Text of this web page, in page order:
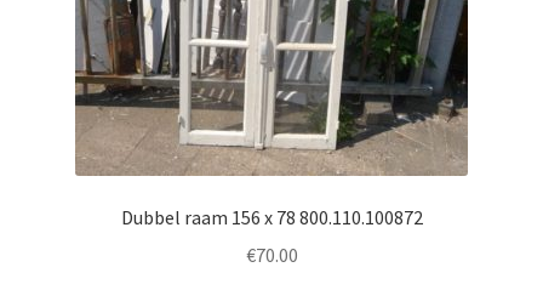
Dubbel raam 156 x 78 800.110.100872
€70.00